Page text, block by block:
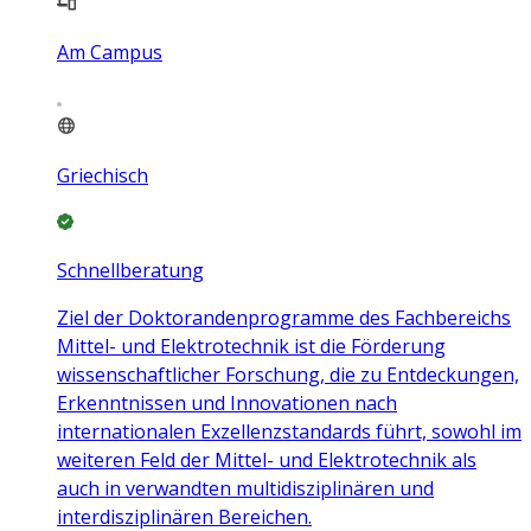
Am Campus
Griechisch
Schnellberatung
Ziel der Doktorandenprogramme des Fachbereichs
Mittel- und Elektrotechnik ist die Förderung
wissenschaftlicher Forschung, die zu Entdeckungen,
Erkenntnissen und Innovationen nach
internationalen Exzellenzstandards führt, sowohl im
weiteren Feld der Mittel- und Elektrotechnik als
auch in verwandten multidisziplinären und
interdisziplinären Bereichen.